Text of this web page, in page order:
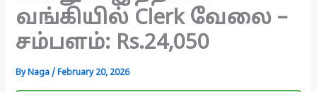
வங்கியில் Clerk வேலை –
சம்பளம்: Rs.24,050
ByNaga/February 20, 2026